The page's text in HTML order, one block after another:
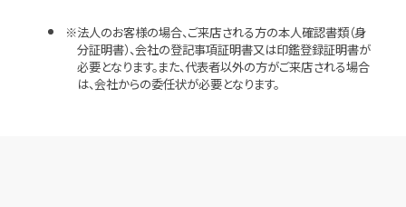
法人のお客様の場合、ご来店される方の本人確認書類（身
分証明書）、会社の登記事項証明書又は印鑑登録証明書が
必要となります。また、代表者以外の方がご来店される場合
は、会社からの委任状が必要となります。